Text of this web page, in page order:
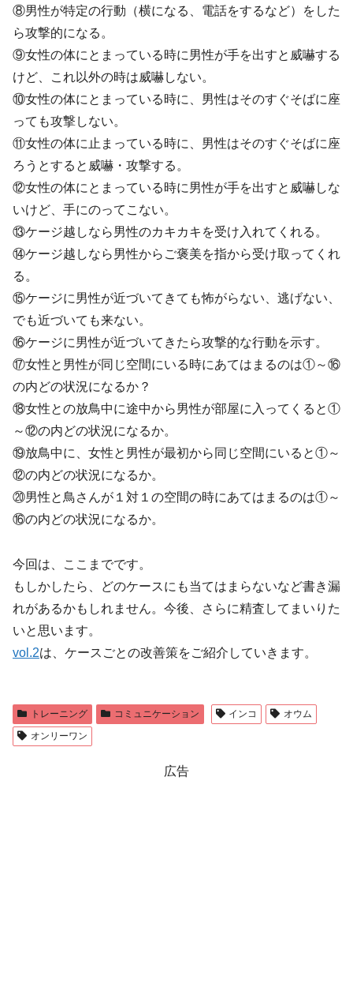
⑧男性が特定の行動（横になる、電話をするなど）をした
ら攻撃的になる。
⑨女性の体にとまっている時に男性が手を出すと威嚇する
けど、これ以外の時は威嚇しない。
⑩女性の体にとまっている時に、男性はそのすぐそばに座
っても攻撃しない。
⑪女性の体に止まっている時に、男性はそのすぐそばに座
ろうとすると威嚇・攻撃する。
⑫女性の体にとまっている時に男性が手を出すと威嚇しな
いけど、手にのってこない。
⑬ケージ越しなら男性のカキカキを受け入れてくれる。
⑭ケージ越しなら男性からご褒美を指から受け取ってくれ
る。
⑮ケージに男性が近づいてきても怖がらない、逃げない、
でも近づいても来ない。
⑯ケージに男性が近づいてきたら攻撃的な行動を示す。
⑰女性と男性が同じ空間にいる時にあてはまるのは①～⑯
の内どの状況になるか？
⑱女性との放鳥中に途中から男性が部屋に入ってくると①
～⑫の内どの状況になるか。
⑲放鳥中に、女性と男性が最初から同じ空間にいると①～
⑫の内どの状況になるか。
⑳男性と鳥さんが１対１の空間の時にあてはまるのは①～
⑯の内どの状況になるか。
今回は、ここまでです。
もしかしたら、どのケースにも当てはまらないなど書き漏
れがあるかもしれません。今後、さらに精査してまいりた
いと思います。
vol.2は、ケースごとの改善策をご紹介していきます。
トレーニング コミュニケーション インコ
オウム
オンリーワン
広告